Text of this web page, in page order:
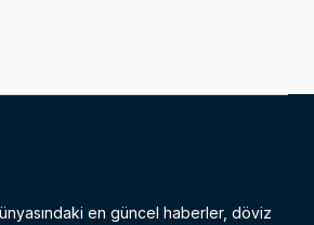
en güncel haberler, döviz